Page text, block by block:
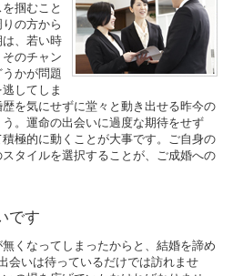
掴むこと
の方から
、若い時
のチャン
かが問題
してしま
を気にせずに堂々と動き出せる昨今の
。運命の出会いに過度な期待をせず
極的に動くことが大事です。ご自身の
タイルを選択することが、ご成婚への
です
くなってしまったからと、結婚を諦め
会いは待っているだけでは訪れませ